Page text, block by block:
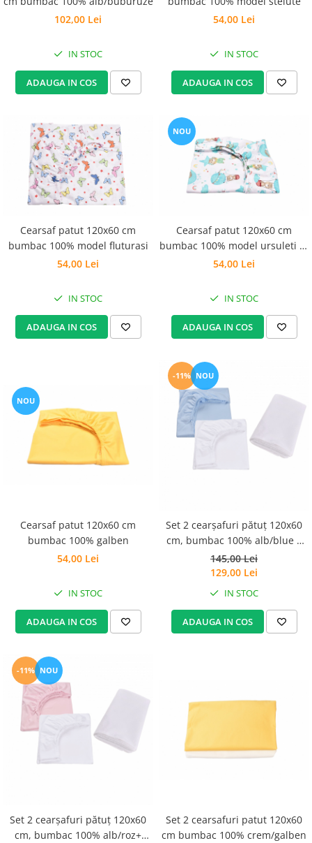
102,00 Lei
IN STOC
ADAUGA IN COS
54,00 Lei
IN STOC
ADAUGA IN COS
Cearsaf patut 120x60 cm
bumbac 100% model fluturasi
54,00 Lei
IN STOC
ADAUGA IN COS
NOU
Cearsaf patut 120x60 cm
bumbac 100% model ursuleti in
balon
54,00 Lei
IN STOC
ADAUGA IN COS
NOU
Cearsaf patut 120x60 cm
bumbac 100% galben
54,00 Lei
IN STOC
ADAUGA IN COS
-11% NOU
Set 2 cearșafuri pătuț 120x60
cm, bumbac 100% alb/blue +
Protecție impermeabilă
145,00 Lei
129,00 Lei
IN STOC
ADAUGA IN COS
-11% NOU
Set 2 cearșafuri pătuț 120x60
cm, bumbac 100% alb/roz+
Set 2 cearsafuri patut 120x60
cm bumbac 100% crem/galben